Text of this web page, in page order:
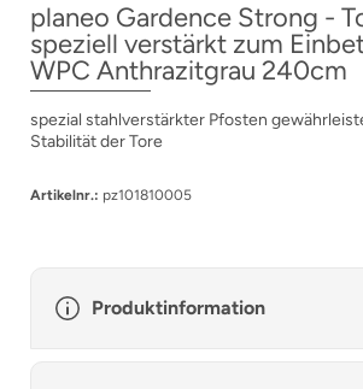
planeo Gardence Strong -
speziell verstärkt zum
WPC Anthrazitgrau 240cm
spezial stahlverstärkter Pfosten
Stabilität der Tore
Artikelnr.: pz101810005
Produktinformation